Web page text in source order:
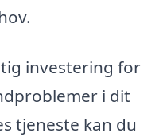
investering for
i dit
tjeneste kan du